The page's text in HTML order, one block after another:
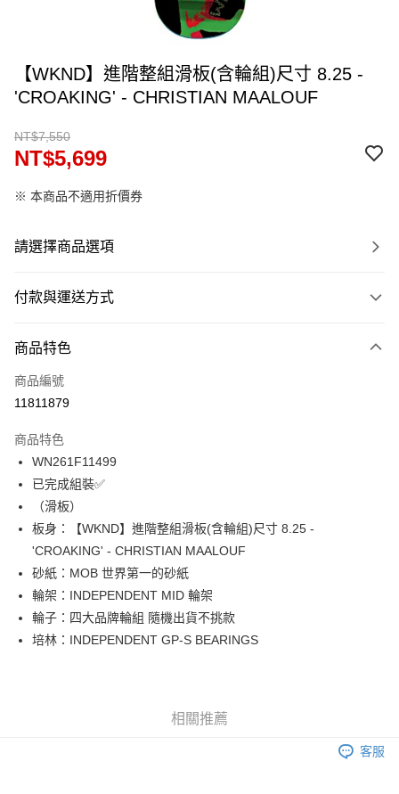
【WKND】進階整組滑板(含輪組)尺寸 8.25 -
'CROAKING' - CHRISTIAN MAALOUF
NT$7,550
NT$5,699
※ 本商品不適用折價券
請選擇商品選項
付款與運送方式
信用卡一次付款
信用卡分期付款
合作金庫商業銀行
華南商業銀行
上海商業儲蓄銀行
國泰世華商業銀行
臺灣中小企業銀行
台中商業銀行
元大商業銀行
玉山商業銀行
台新國際商業銀行
中國信託商業銀行
台灣樂天信用卡公司
24 期 0 利率 每期
華南商業銀行
上海商業儲蓄銀行
兆豐國際商業銀行
臺灣中小企業銀行
台中商業銀行
匯豐（台灣）商業銀行
華泰商業銀行
遠東國際商業銀行
永豐商業銀行
星展（台灣）商業銀行
台新國際商業銀行
中國信託商業銀行
台灣樂天信用卡公司
LINE Pay
Apple Pay
街口支付
悠遊付
Google Pay
ATM付款
新竹貨運宅配 (需店面取貨請聯絡客服呦~~收到通知後再請前往門
商品特色
商品編號
11811879
商品特色
WN261F11499
已完成組裝✅
（滑板）
板身：【WKND】進階整組滑板(含輪組)尺寸 8.25 -
'CROAKING' - CHRISTIAN MAALOUF
砂紙：MOB 世界第一的砂紙
輪架：INDEPENDENT MID 輪架
輪子：四大品牌輪組 隨機出貨不挑款
培林：INDEPENDENT GP-S BEARINGS
相關推薦
客服